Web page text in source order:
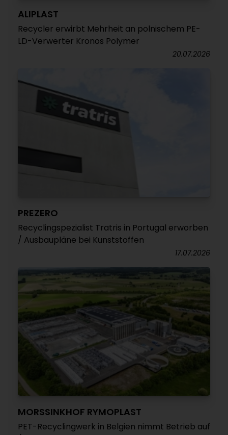
ALIPLAST
Recycler erwirbt Mehrheit an polnischem PE-
LD-Verwerter Kronos Polymer
20.07.2026
PREZERO
Recyclingspezialist Tratris in Portugal erworben
/ Ausbaupläne bei Kunststoffen
17.07.2026
MORSSINKHOF RYMOPLAST
PET-Recyclingwerk in Belgien nimmt Betrieb auf